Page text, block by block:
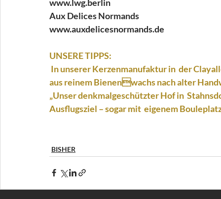
www.lwg.berlin
Aux Delices Normands
www.auxdelicesnormands.de
UNSERE TIPPS:
aus reinem Bienenwachs nach alter
„Unser denkmalgeschützter Hof in
Ausflugsziel – sogar mit  eigenem
BISHER